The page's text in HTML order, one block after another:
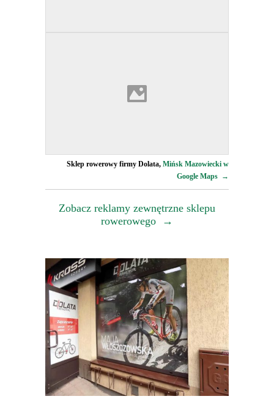
Sklep rowerowy firmy Dolata, Mińsk Mazowiecki w
Google Maps →
Zobacz reklamy zewnętrzne sklepu
rowerowego →